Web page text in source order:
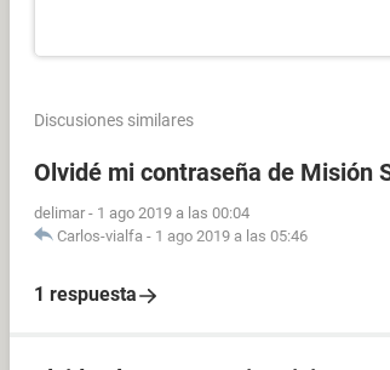
Discusiones similares
Olvidé mi contraseña de Misión
delimar - 1 ago 2019 a las 00:04
Carlos-vialfa - 1 ago 2019 a las 05:46
1 respuesta